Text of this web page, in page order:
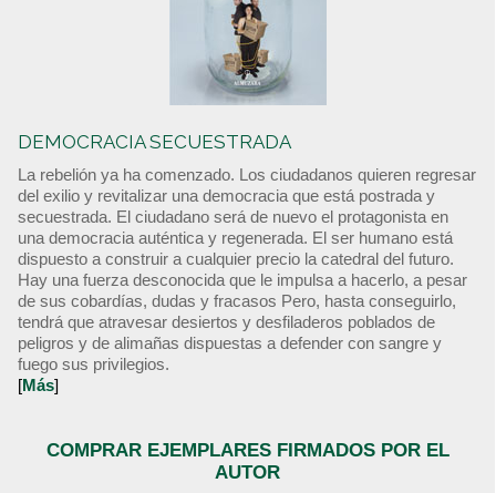
DEMOCRACIA SECUESTRADA
La rebelión ya ha comenzado. Los ciudadanos quieren regresar
del exilio y revitalizar una democracia que está postrada y
secuestrada. El ciudadano será de nuevo el protagonista en
una democracia auténtica y regenerada. El ser humano está
dispuesto a construir a cualquier precio la catedral del futuro.
Hay una fuerza desconocida que le impulsa a hacerlo, a pesar
de sus cobardías, dudas y fracasos Pero, hasta conseguirlo,
tendrá que atravesar desiertos y desfiladeros poblados de
peligros y de alimañas dispuestas a defender con sangre y
fuego sus privilegios.
[Más]
COMPRAR EJEMPLARES FIRMADOS POR EL
AUTOR